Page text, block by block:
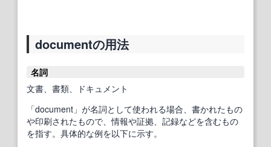
documentの用法
名詞
文書、書類、ドキュメント
「document」が名詞として使われる場合、書かれたもの
や印刷されたもので、情報や証拠、記録などを含むもの
を指す。具体的な例を以下に示す。